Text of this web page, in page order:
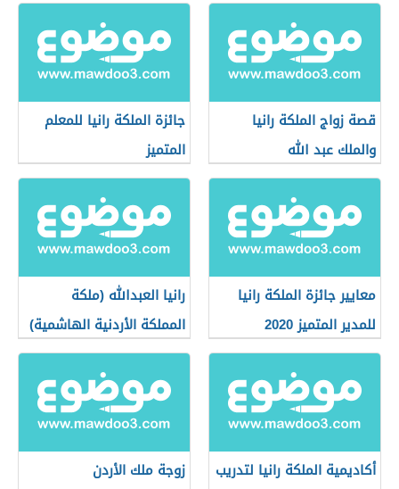
قصة زواج الملكة رانيا
والملك عبد الله
جائزة الملكة رانيا للمعلم
المتميز
معايير جائزة الملكة رانيا
للمدير المتميز 2020
رانيا العبدالله (ملكة
المملكة الأردنية الهاشمية)
أكاديمية الملكة رانيا لتدريب
زوجة ملك الأردن